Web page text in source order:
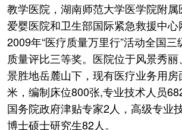
教学医院，湖南师范大学医学院附
爱婴医院和卫生部国际紧急救援中
2009年“医疗质量万里行”活动全国
质量评比三等奖。医院位于风景秀
景胜地岳麓山下，现有医疗业务用
米，编制床位800张,专业技术人员
国务院政府津贴专家2人，高级专业
博士硕士研究生82人。